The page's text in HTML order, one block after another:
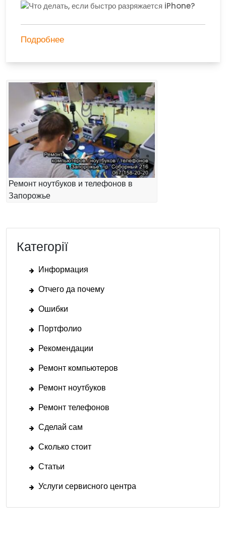
Подробнее
Ремонт ноутбуков и телефонов в
Запорожье
Категорії
Информация
Отчего да почему
Ошибки
Портфолио
Рекомендации
Ремонт компьютеров
Ремонт ноутбуков
Ремонт телефонов
Сделай сам
Сколько стоит
Статьи
Услуги сервисного центра